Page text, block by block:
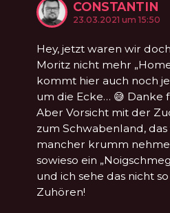
CONSTANTIN
am
23.03.2021 um 15:50
Hey, jetzt waren wir
Moritz nicht mehr
kommt hier auch noch
um die Ecke… 😅 Danke
Aber Vorsicht mit der
zum Schwabenland,
mancher krumm
sowieso ein
und ich sehe das nicht
Zuhören!